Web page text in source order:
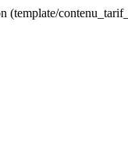
(template/